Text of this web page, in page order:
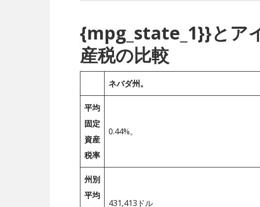
{mpg_state_1}}とア
産税の比較
ネバダ州。
平均
固定
資産
税率
0.44%。
州別
平均
431,413ドル